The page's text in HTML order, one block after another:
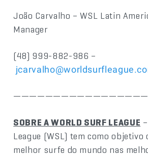
João Carvalho – WSL Latin
Manager
(48) 999-882-986 –
SOBRE A WORLD SURF LEAGUE
League (WSL) tem como objetivo
melhor surfe do mundo nas